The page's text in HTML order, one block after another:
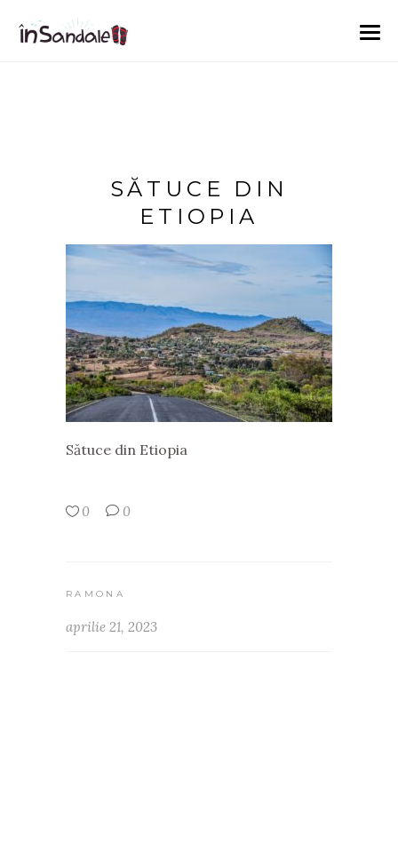
SĂTUCE DIN
ETIOPIA
Sătuce din Etiopia
0 0
RAMONA
aprilie 21, 2023